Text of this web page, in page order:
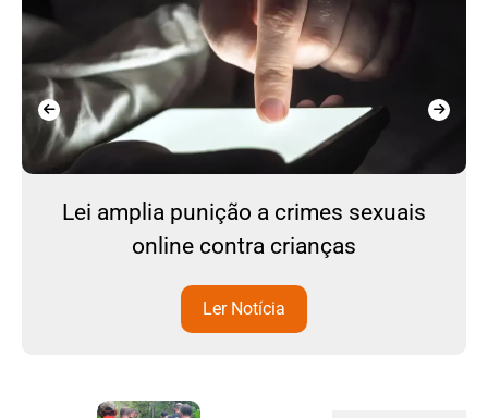
Lei amplia punição a crimes sexuais
online contra crianças
Ler Notícia